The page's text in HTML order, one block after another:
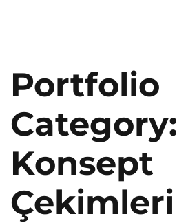
Portfolio
Category:
Konsept
Çekimleri